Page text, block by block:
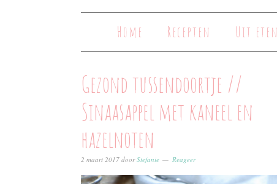
Home Recepten Uit eten
Gezond tussendoortje //
Sinaasappel met kaneel en
hazelnoten
2 maart 2017 doorStefanie Reageer